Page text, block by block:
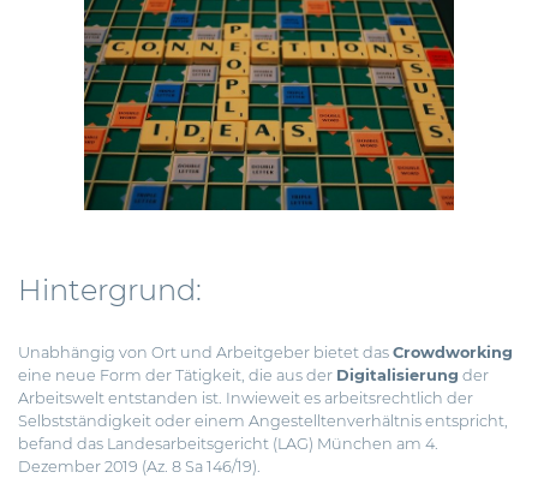
Hintergrund:
Unabhängig von Ort und Arbeitgeber bietet das Crowdworking
eine neue Form der Tätigkeit, die aus der Digitalisierung der
Arbeitswelt entstanden ist. Inwieweit es arbeitsrechtlich der
Selbstständigkeit oder einem Angestelltenverhältnis entspricht,
befand das Landesarbeitsgericht (LAG) München am 4.
Dezember 2019 (Az. 8 Sa 146/19).